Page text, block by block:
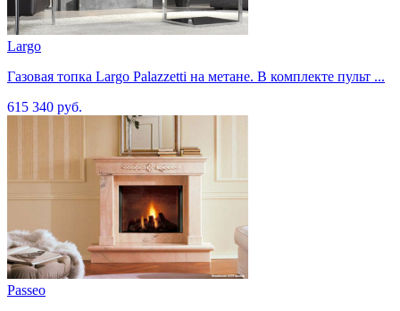
Largo
Газовая топка Largo Palazzetti на метане. В комплекте пульт ...
615 340 руб.
Passeo